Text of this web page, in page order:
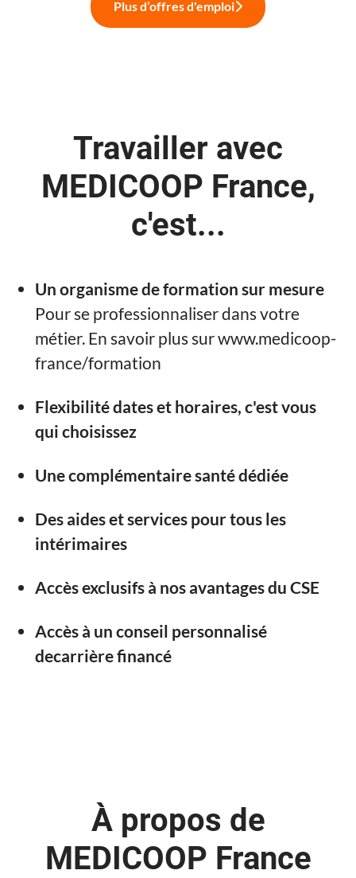
Plus d’offres d'emploi
Travailler avec
MEDICOOP France,
c'est...
Un organisme de formation sur mesure
Pour se professionnaliser dans votre
métier. En savoir plus sur www.medicoop-
france/formation
Flexibilité dates et horaires, c'est vous
qui choisissez
Une complémentaire santé dédiée
Des aides et services pour tous les
intérimaires
Accès exclusifs à nos avantages du CSE
Accès à un conseil personnalisé
decarrière financé
À propos de
MEDICOOP France